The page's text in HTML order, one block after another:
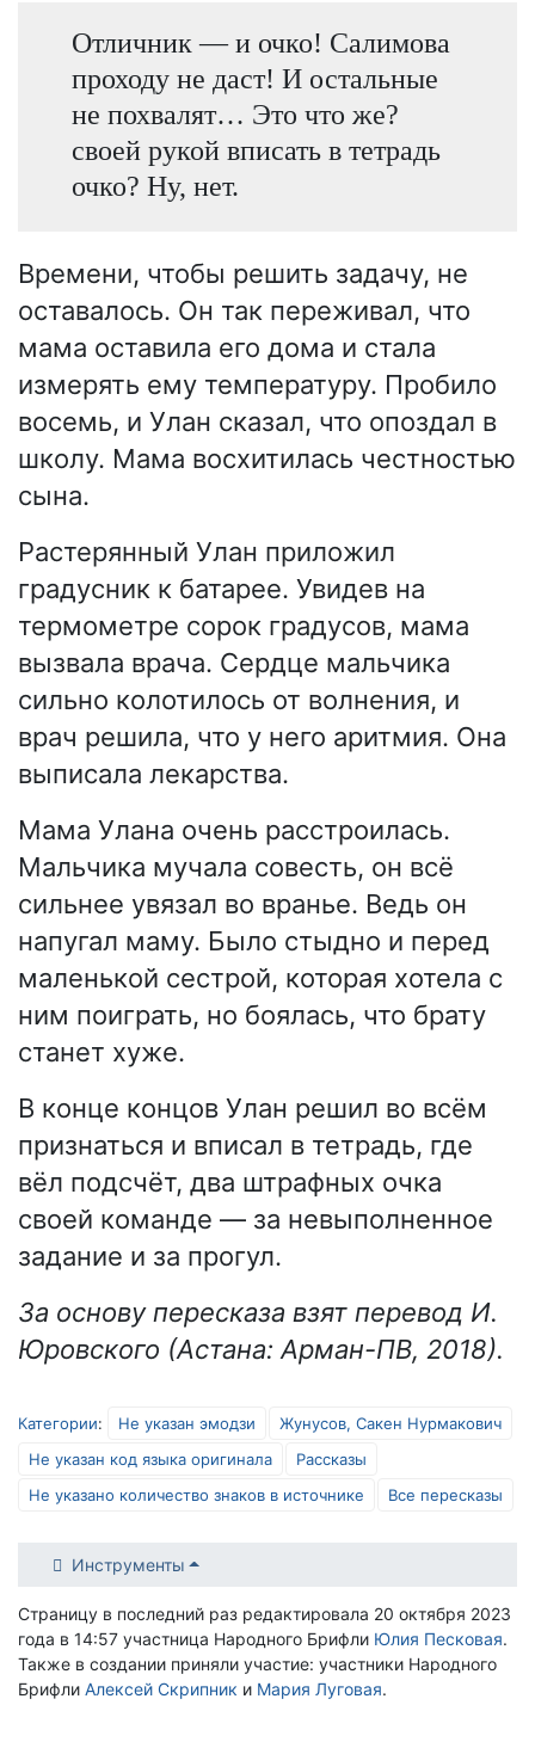
Отличник — и очко! Салимова
проходу не даст! И остальные
не похвалят… Это что же?
своей рукой вписать в тетрадь
очко? Ну, нет.
Времени, чтобы решить задачу, не
оставалось. Он так переживал, что
мама оставила его дома и стала
измерять ему температуру. Пробило
восемь, и Улан сказал, что опоздал в
школу. Мама восхитилась честностью
сына.
Растерянный Улан приложил
градусник к батарее. Увидев на
термометре сорок градусов, мама
вызвала врача. Сердце мальчика
сильно колотилось от волнения, и
врач решила, что у него аритмия. Она
выписала лекарства.
Мама Улана очень расстроилась.
Мальчика мучала совесть, он всё
сильнее увязал во вранье. Ведь он
напугал маму. Было стыдно и перед
маленькой сестрой, которая хотела с
ним поиграть, но боялась, что брату
станет хуже.
В конце концов Улан решил во всём
признаться и вписал в тетрадь, где
вёл подсчёт, два штрафных очка
своей команде — за невыполненное
задание и за прогул.
За основу пересказа взят перевод И.
Юровского (Астана: Арман-ПВ, 2018).
Категории: Не указан эмодзи
Жунусов, Сакен Нурмакович
Не указан код языка оригинала
Рассказы
Не указано количество знаков в источнике
Все пересказы
Инструменты
Страницу в последний раз редактировала 20 октября 2023
года в 14:57 участница Народного Брифли Юлия Песковая.
Также в создании приняли участие: участники Народного
Брифли Алексей Скрипник и Мария Луговая.